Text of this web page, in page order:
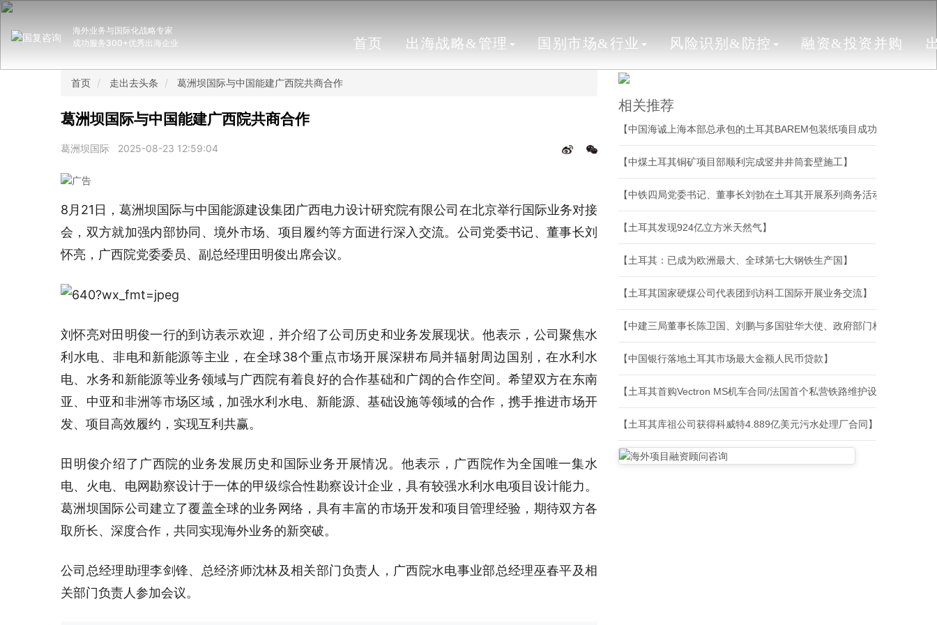
海外业务与国际化战略专家
成功服务300+优秀出海企业
首页 出海战略&管理 国别市场&行业 风险识别&防控 融资&投资并购
首页 走出去头条 葛洲坝国际与中国能建广西院共商合作
葛洲坝国际与中国能建广西院共商合作
葛洲坝国际 2025-08-23 12:59:04
8月21日，葛洲坝国际与中国能源建设集团广西电力设计研究院有限公司在北京举行国际业务对接
会，双方就加强内部协同、境外市场、项目履约等方面进行深入交流。公司党委书记、董事长刘
怀亮，广西院党委委员、副总经理田明俊出席会议。
刘怀亮对田明俊一行的到访表示欢迎，并介绍了公司历史和业务发展现状。他表示，公司聚焦水
利水电、非电和新能源等主业，在全球38个重点市场开展深耕布局并辐射周边国别，在水利水
电、水务和新能源等业务领域与广西院有着良好的合作基础和广阔的合作空间。希望双方在东南
亚、中亚和非洲等市场区域，加强水利水电、新能源、基础设施等领域的合作，携手推进市场开
发、项目高效履约，实现互利共赢。
田明俊介绍了广西院的业务发展历史和国际业务开展情况。他表示，广西院作为全国唯一集水
电、火电、电网勘察设计于一体的甲级综合性勘察设计企业，具有较强水利水电项目设计能力。
葛洲坝国际公司建立了覆盖全球的业务网络，具有丰富的市场开发和项目管理经验，期待双方各
取所长、深度合作，共同实现海外业务的新突破。
公司总经理助理李剑锋、总经济师沈林及相关部门负责人，广西院水电事业部总经理巫春平及相
关部门负责人参加会议。
相关推荐
【中国海诚上海本部总承包的土耳其BAREM包装纸项目成功开机】
【中煤土耳其铜矿项目部顺利完成竖井井筒套壁施工】
【中铁四局党委书记、董事长刘勃在土耳其开展系列商务活动】
【土耳其发现924亿立方米天然气】
【土耳其：已成为欧洲最大、全球第七大钢铁生产国】
【土耳其国家硬煤公司代表团到访科工国际开展业务交流】
【中建三局董事长陈卫国、刘鹏与多国驻华大使、政府部门相关负责人、
【中国银行落地土耳其市场最大金额人民币贷款】
【土耳其首购Vectron MS机车合同/法国首个私营铁路维护设施建设合同/
【土耳其库祖公司获得科威特4.889亿美元污水处理厂合同】